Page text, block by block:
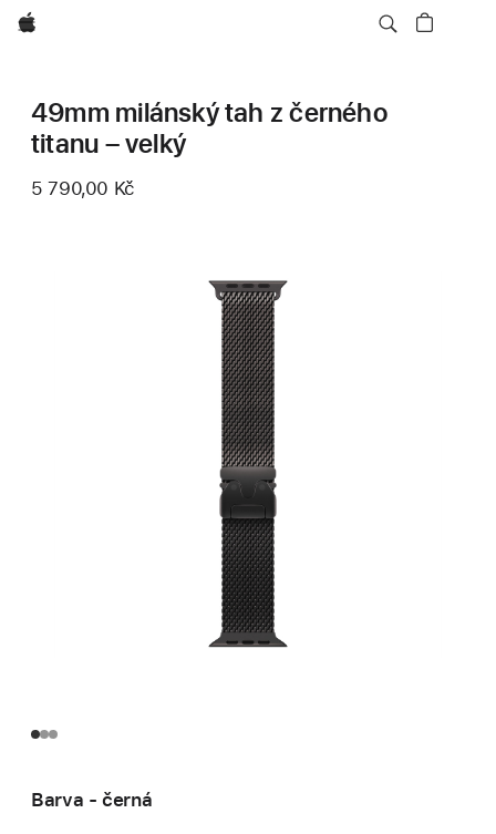
Apple
49mm milánský tah z černého
titanu – velký
5 790,00 Kč
Barva - černá